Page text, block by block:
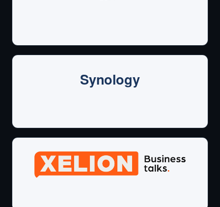
Synology